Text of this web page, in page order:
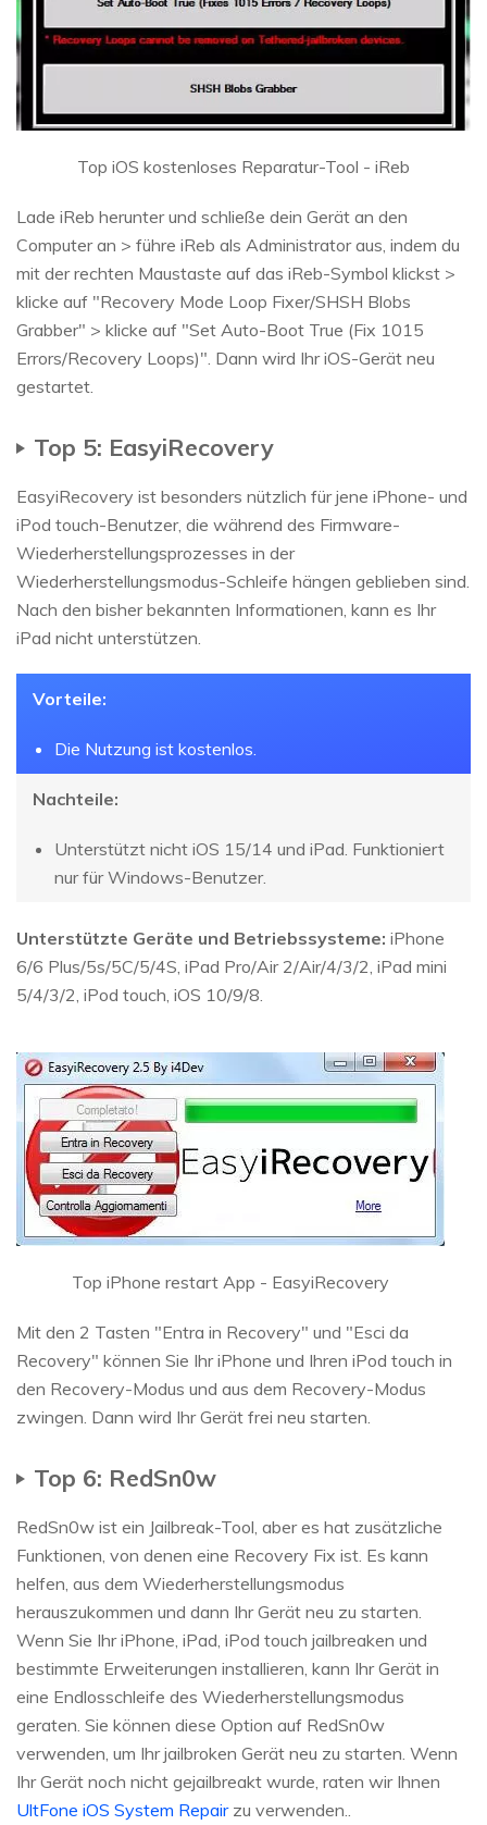
Top iOS kostenloses Reparatur-Tool - iReb
Lade iReb herunter und schließe dein Gerät an den
Computer an > führe iReb als Administrator aus, indem du
mit der rechten Maustaste auf das iReb-Symbol klickst >
klicke auf "Recovery Mode Loop Fixer/SHSH Blobs
Grabber" > klicke auf "Set Auto-Boot True (Fix 1015
Errors/Recovery Loops)". Dann wird Ihr iOS-Gerät neu
gestartet.
Top 5: EasyiRecovery
EasyiRecovery ist besonders nützlich für jene iPhone- und
iPod touch-Benutzer, die während des Firmware-
Wiederherstellungsprozesses in der
Wiederherstellungsmodus-Schleife hängen geblieben sind.
Nach den bisher bekannten Informationen, kann es Ihr
iPad nicht unterstützen.
Vorteile:
Die Nutzung ist kostenlos.
Nachteile:
Unterstützt nicht iOS 15/14 und iPad. Funktioniert
nur für Windows-Benutzer.
Unterstützte Geräte und Betriebssysteme: iPhone
6/6 Plus/5s/5C/5/4S, iPad Pro/Air 2/Air/4/3/2, iPad mini
5/4/3/2, iPod touch, iOS 10/9/8.
Top iPhone restart App - EasyiRecovery
Mit den 2 Tasten "Entra in Recovery" und "Esci da
Recovery" können Sie Ihr iPhone und Ihren iPod touch in
den Recovery-Modus und aus dem Recovery-Modus
zwingen. Dann wird Ihr Gerät frei neu starten.
Top 6: RedSn0w
RedSn0w ist ein Jailbreak-Tool, aber es hat zusätzliche
Funktionen, von denen eine Recovery Fix ist. Es kann
helfen, aus dem Wiederherstellungsmodus
herauszukommen und dann Ihr Gerät neu zu starten.
Wenn Sie Ihr iPhone, iPad, iPod touch jailbreaken und
bestimmte Erweiterungen installieren, kann Ihr Gerät in
eine Endlosschleife des Wiederherstellungsmodus
geraten. Sie können diese Option auf RedSn0w
verwenden, um Ihr jailbroken Gerät neu zu starten. Wenn
Ihr Gerät noch nicht gejailbreakt wurde, raten wir Ihnen
UltFone iOS System Repairzu verwenden..